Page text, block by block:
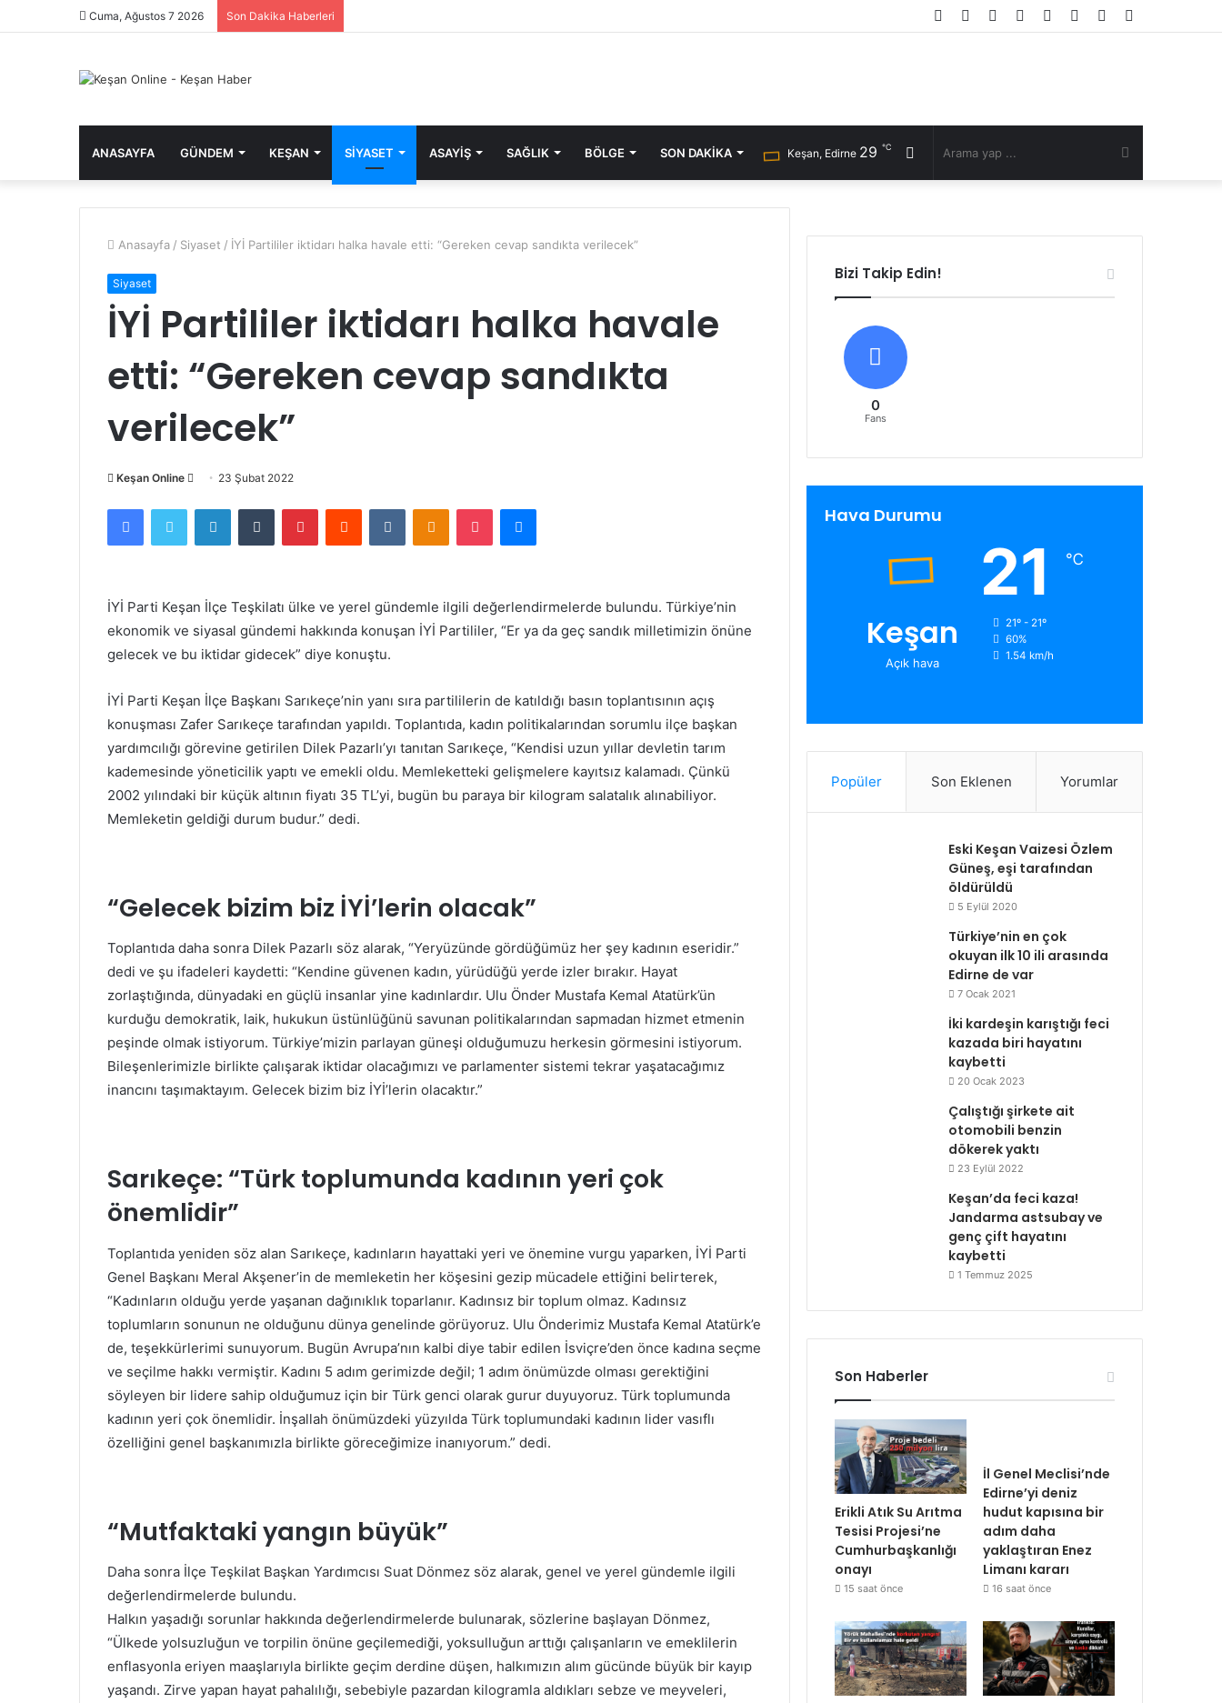
Cuma, Ağustos 7 2026 Son Dakika Haberleri
Rastgele
Kayıt
RSS
Instagram
YouTube
Twitter
Facebook
ANASAYFA GÜNDEM KEŞAN SIYASET ASAYIŞ SAĞLIK BÖLGE SON DAKIKA Arama
Rastgele
Keşan, Edirne 29 ℃
Anasayfa / Siyaset / İYİ Partililer iktidarı halka havale etti: “Gereken cevap sandıkta verilecek”
Siyaset
İYİ Partililer iktidarı halka havale
etti: “Gereken cevap sandıkta
verilecek”
Keşan Online
posta
göndermek
23 Şubat 2022
FacebookTwitter LinkedInTumblr PinterestReddit VKontakteOdnoklassniki
Pocket Messenger
İYİ Parti Keşan İlçe Teşkilatı ülke ve yerel gündemle ilgili değerlendirmelerde bulundu. Türkiye’nin
ekonomik ve siyasal gündemi hakkında konuşan İYİ Partililer, “Er ya da geç sandık milletimizin önüne
gelecek ve bu iktidar gidecek” diye konuştu.
İYİ Parti Keşan İlçe Başkanı Sarıkeçe’nin yanı sıra partililerin de katıldığı basın toplantısının açış
konuşması Zafer Sarıkeçe tarafından yapıldı. Toplantıda, kadın politikalarından sorumlu ilçe başkan
yardımcılığı görevine getirilen Dilek Pazarlı’yı tanıtan Sarıkeçe, “Kendisi uzun yıllar devletin tarım
kademesinde yöneticilik yaptı ve emekli oldu. Memleketteki gelişmelere kayıtsız kalamadı. Çünkü
2002 yılındaki bir küçük altının fiyatı 35 TL’yi, bugün bu paraya bir kilogram salatalık alınabiliyor.
Memleketin geldiği durum budur.” dedi.
“Gelecek bizim biz İYİ’lerin olacak”
Toplantıda daha sonra Dilek Pazarlı söz alarak, “Yeryüzünde gördüğümüz her şey kadının eseridir.”
dedi ve şu ifadeleri kaydetti: “Kendine güvenen kadın, yürüdüğü yerde izler bırakır. Hayat
zorlaştığında, dünyadaki en güçlü insanlar yine kadınlardır. Ulu Önder Mustafa Kemal Atatürk’ün
kurduğu demokratik, laik, hukukun üstünlüğünü savunan politikalarından sapmadan hizmet etmenin
peşinde olmak istiyorum. Türkiye’mizin parlayan güneşi olduğumuzu herkesin görmesini istiyorum.
Bileşenlerimizle birlikte çalışarak iktidar olacağımızı ve parlamenter sistemi tekrar yaşatacağımız
inancını taşımaktayım. Gelecek bizim biz İYİ’lerin olacaktır.”
Sarıkeçe: “Türk toplumunda kadının yeri çok
önemlidir”
Toplantıda yeniden söz alan Sarıkeçe, kadınların hayattaki yeri ve önemine vurgu yaparken, İYİ Parti
Genel Başkanı Meral Akşener’in de memleketin her köşesini gezip mücadele ettiğini belirterek,
“Kadınların olduğu yerde yaşanan dağınıklık toparlanır. Kadınsız bir toplum olmaz. Kadınsız
toplumların sonunun ne olduğunu dünya genelinde görüyoruz. Ulu Önderimiz Mustafa Kemal Atatürk’e
de, teşekkürlerimi sunuyorum. Bugün Avrupa’nın kalbi diye tabir edilen İsviçre’den önce kadına seçme
ve seçilme hakkı vermiştir. Kadını 5 adım gerimizde değil; 1 adım önümüzde olması gerektiğini
söyleyen bir lidere sahip olduğumuz için bir Türk genci olarak gurur duyuyoruz. Türk toplumunda
kadının yeri çok önemlidir. İnşallah önümüzdeki yüzyılda Türk toplumundaki kadının lider vasıflı
özelliğini genel başkanımızla birlikte göreceğimize inanıyorum.” dedi.
“Mutfaktaki yangın büyük”
Daha sonra İlçe Teşkilat Başkan Yardımcısı Suat Dönmez söz alarak, genel ve yerel gündemle ilgili
değerlendirmelerde bulundu.
Halkın yaşadığı sorunlar hakkında değerlendirmelerde bulunarak, sözlerine başlayan Dönmez,
“Ülkede yolsuzluğun ve torpilin önüne geçilemediği, yoksulluğun arttığı çalışanların ve emeklilerin
enflasyonla eriyen maaşlarıyla birlikte geçim derdine düşen, halkımızın alım gücünde büyük bir kayıp
yaşandı. Zirve yapan hayat pahalılığı, sebebiyle pazardan kilogramla aldıkları sebze ve meyveleri,
Bizi Takip Edin!
0
Fans
Hava Durumu
Keşan
Açık hava
21 ℃
21º - 21º
60%
1.54 km/h
Popüler Son Eklenen Yorumlar
Eski Keşan Vaizesi Özlem
Güneş, eşi tarafından
öldürüldü
5 Eylül 2020
Türkiye’nin en çok
okuyan ilk 10 ili arasında
Edirne de var
7 Ocak 2021
İki kardeşin karıştığı feci
kazada biri hayatını
kaybetti
20 Ocak 2023
Çalıştığı şirkete ait
otomobili benzin
dökerek yaktı
23 Eylül 2022
Keşan’da feci kaza!
Jandarma astsubay ve
genç çift hayatını
kaybetti
1 Temmuz 2025
Son Haberler
Erikli Atık Su Arıtma
Tesisi Projesi’ne
Cumhurbaşkanlığı
onayı
15 saat önce
İl Genel Meclisi’nde
Edirne’yi deniz
hudut kapısına bir
adım daha
yaklaştıran Enez
Limanı kararı
16 saat önce